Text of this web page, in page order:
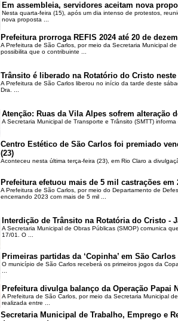
Em assembleia, servidores aceitam nova
Nesta quarta-feira (15), após um dia intenso de protestos,
nova proposta ...
Prefeitura prorroga REFIS 2024 até 20 de
A Prefeitura de São Carlos, por meio da Secretaria Municipal
possibilita que o contribuinte ...
Trânsito é liberado na Rotatório do Cristo neste
A Prefeitura de São Carlos liberou no início da tarde deste
Dra. ...
Atenção: Ruas da Vila Alpes sofrem alteração
A Secretaria Municipal de Transporte e Trânsito (SMTT)
Centro Estético de São Carlos foi premiado
(23)
Aconteceu nesta última terça-feira (23), em Rio Claro a
Prefeitura efetuou mais de 5 mil castrações em
A Prefeitura de São Carlos, por meio do Departamento de
encerrando 2023 com mais de 5 mil ...
Interdição de Trânsito na Rotatória do Cristo -
A Secretaria Municipal de Obras Públicas (SMOP) comunica
17/01. O ...
Primeiras partidas da ‘Copinha’ em São
O município de São Carlos receberá os primeiros jogos da
Prefeitura divulga balanço da Operação Papai
A Prefeitura de São Carlos, por meio da Secretaria Municipal
realizada entre ...
Secretaria Municipal de Trabalho, Emprego e